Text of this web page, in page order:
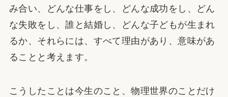
み合い、どんな仕事をし、どんな成功をし、どん
な失敗をし、誰と結婚し、どんな子どもが生まれ
るか、それらには、すべて理由があり、意味があ
ることと考えます。
こうしたことは今生のこと、物理世界のことだけ